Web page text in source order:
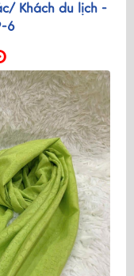
Khách du lịch -
6